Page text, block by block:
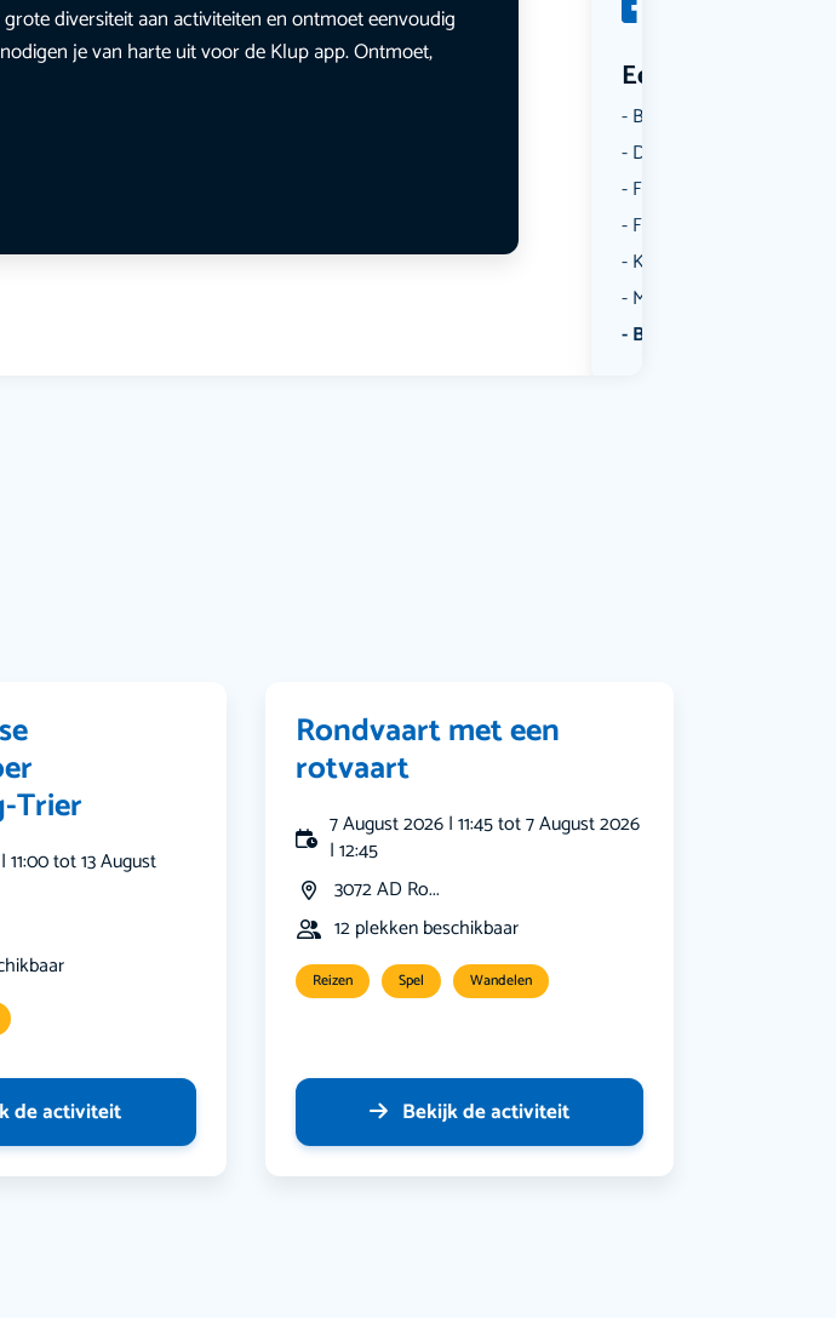
Een aantal
Borrelen
Dansen
Fietsen
Film
Kunst & Cultuur
Muziek
Bekijk alle categorieën
diversiteit aan activiteiten en ontmoet eenvoudig
je van harte uit voor de Klup app. Ontmoet,
Trier
tot 13 August
de activiteit
Rondvaart met een
rotvaart
7 August 2026 | 11:45 tot 7 August 2026
| 12:45
3072 AD Ro...
12 plekken beschikbaar
Reizen Spel Wandelen
Bekijk de activiteit